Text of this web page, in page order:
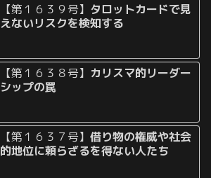
【第１６３９号】 タロットカードで見
えないリスクを検知する
【第１６３８号】 カリスマ的リーダー
シップの罠
【第１６３７号】借り物の権威や社会
的地位に頼らざるを得ない人たち